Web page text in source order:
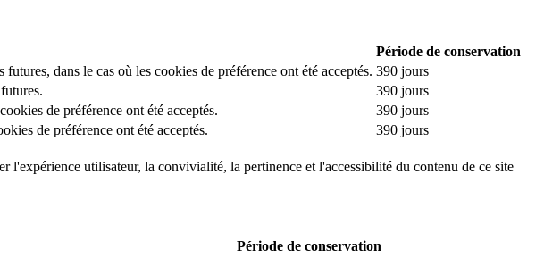
Période de conservation
dans le cas où les cookies de préférence ont été acceptés. 390 jours
390 jours
de préférence ont été acceptés.
390 jours
de préférence ont été acceptés.
390 jours
l'expérience utilisateur, la convivialité, la pertinence et l'accessibilité du contenu de ce site
Période de conservation